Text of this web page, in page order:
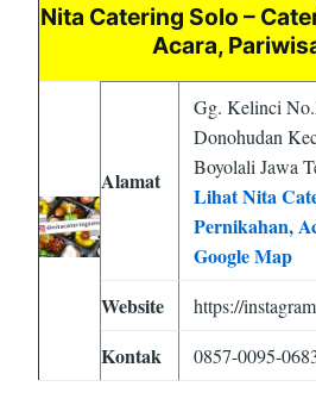
Nita Catering Solo –
Acara,
Alamat
Gg. Kelinci
Donohudan
Boyolali Jawa
Lihat Nita
Pernikahan,
Google Map
Website
https://
Kontak 0857-0095-